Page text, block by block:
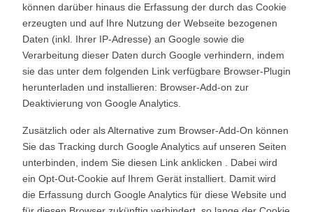
können darüber hinaus die Erfassung der durch das Cookie
erzeugten und auf Ihre Nutzung der Webseite bezogenen
Daten (inkl. Ihrer IP-Adresse) an Google sowie die
Verarbeitung dieser Daten durch Google verhindern, indem
sie das unter dem folgenden Link verfügbare Browser-Plugin
herunterladen und installieren: Browser-Add-on zur
Deaktivierung von Google Analytics
Zusätzlich oder als Alternative zum Browser-Add-On können
Sie das Tracking durch Google Analytics auf unseren Seiten
unterbinden, indem Sie diesen Link anklicken . Dabei wird
ein Opt-Out-Cookie auf Ihrem Gerät installiert. Damit wird
die Erfassung durch Google Analytics für diese Website und